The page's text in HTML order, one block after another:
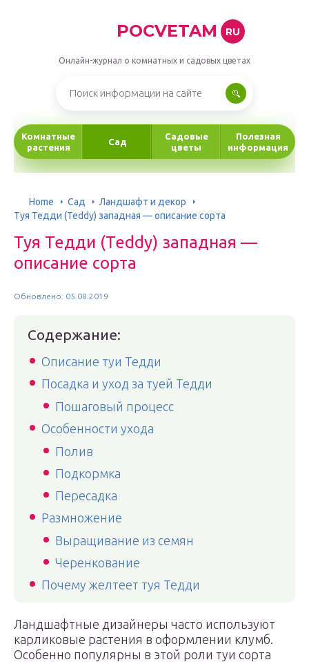
POCVETAM RU
Онлайн-журнал о комнатных и садовых цветах
Комнатные
растения
Сад
Садовые
цветы
Полезная
информация
Home Сад
Ландшафт и декор
Туя Тедди (Teddy) западная — описание сорта
Туя Тедди (Teddy) западная —
описание сорта
Обновлено: 05.08.2019
Содержание:
Описание туи Тедди
Посадка и уход за туей Тедди
Пошаговый процесс
Особенности ухода
Полив
Подкормка
Пересадка
Размножение
Выращивание из семян
Черенкование
Почему желтеет туя Тедди
Ландшафтные дизайнеры часто используют
карликовые растения в оформлении клумб.
Особенно популярны в этой роли туи сорта